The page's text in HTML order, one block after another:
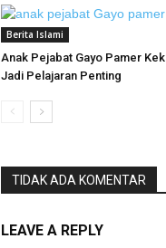
Berita Islami
Anak Pejabat Gayo Pamer
Jadi Pelajaran Penting
TIDAK ADA KOMENTAR
LEAVE A REPLY